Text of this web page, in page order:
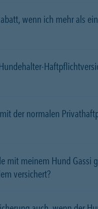
wenn ich mehr als
der normalen
mit meinem Hund Gassi
versichert?